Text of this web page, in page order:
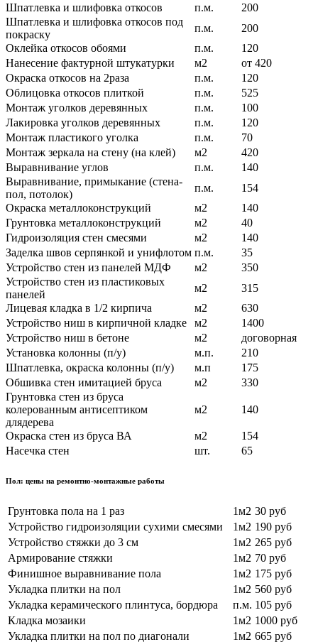
Шпатлевка и шлифовка откосов
п.м.
200
Шпатлевка и шлифовка откосов под
покраску
п.м.
200
Оклейка откосов обоями
п.м.
120
Нанесение фактурной штукатурки
м2
от 420
Окраска откосов на 2раза
п.м.
120
Облицовка откосов плиткой
п.м.
525
Монтаж уголков деревянных
п.м.
100
Лакировка уголков деревянных
п.м.
120
Монтаж пластикого уголка
п.м.
70
Монтаж зеркала на стену (на клей)
м2
420
Выравнивание углов
п.м.
140
Выравнивание, примыкание (стена-
пол, потолок)
п.м.
154
Окраска металлоконструкций
м2
140
Грунтовка металлоконструкций
м2
40
Гидроизоляция стен смесями
м2
140
Заделка швов серпянкой и унифлотом п.м.
35
Устройство стен из панелей МДФ
м2
350
Устройство стен из пластиковых
панелей
м2
315
Лицевая кладка в 1/2 кирпича
м2
630
Устройство ниш в кирпичной кладке
м2
1400
Устройство ниш в бетоне
м2
договорная
Установка колонны (п/у)
м.п.
210
Шпатлевка, окраска колонны (п/у)
м.п
175
Обшивка стен имитацией бруса
м2
330
Грунтовка стен из бруса
колерованным антисептиком
длядерева
м2 140
Окраска стен из бруса ВА м2
154
Насечка стен
шт. 65
Пол: цены на ремонтно-монтажные работы
Грунтовка пола на 1 раз 1м2 30 руб
Устройство гидроизоляции сухими смесями
1м2 190 руб
Устройство стяжки до 3 см
1м2 265 руб
Армирование стяжки
1м2 70 руб
Финишное выравнивание пола
1м2 175 руб
Укладка плитки на пол
1м2 560 руб
Укладка керамического плинтуса, бордюра
п.м. 105 руб
Кладка мозаики
1м2 1000 руб
Укладка плитки на пол по диагонали
1м2 665 руб